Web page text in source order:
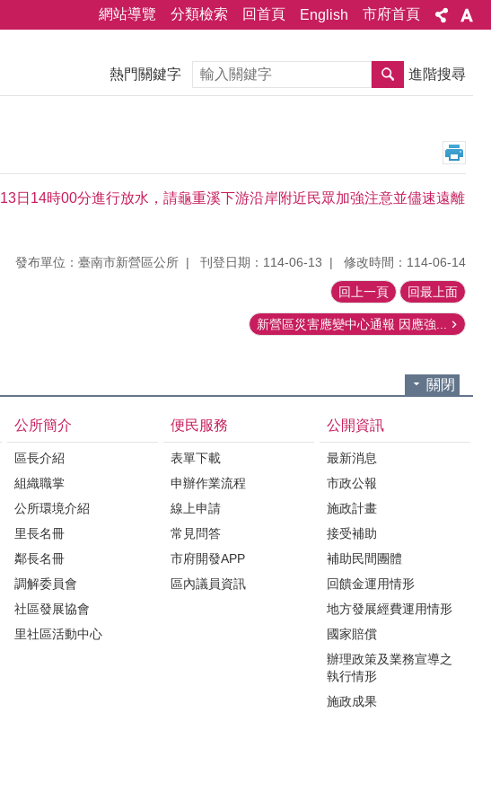
網站導覽 分類檢索 回首頁 English 市府首頁
熱門關鍵字 搜尋 進階搜尋
日14時00分進行放水，請龜重溪下游沿岸附近民眾加強注意並儘速遠離
發布單位：臺南市新營區公所 刊登日期：114-06-13 修改時間：114-06-14
回上一頁 回最上面
新營區災害應變中心通報 因應強...
關閉
公所簡介
區長介紹
組織職掌
公所環境介紹
里長名冊
鄰長名冊
調解委員會
社區發展協會
里社區活動中心
便民服務
表單下載
申辦作業流程
線上申請
常見問答
市府開發APP
區內議員資訊
公開資訊
最新消息
市政公報
施政計畫
接受補助
補助民間團體
回饋金運用情形
地方發展經費運用情形
國家賠償
辦理政策及業務宣導之
執行情形
施政成果